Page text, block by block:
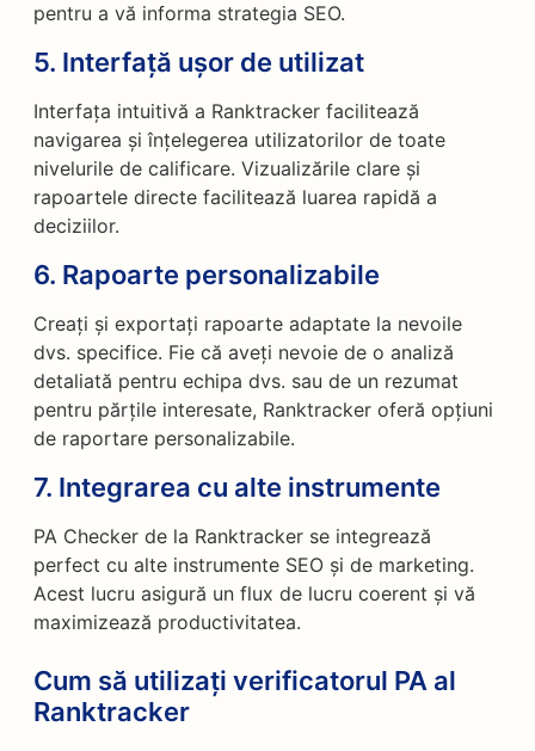
pentru a vă informa strategia SEO.
5. Interfață ușor de utilizat
Interfața intuitivă a Ranktracker facilitează
navigarea și înțelegerea utilizatorilor de toate
nivelurile de calificare. Vizualizările clare și
rapoartele directe facilitează luarea rapidă a
deciziilor.
6. Rapoarte personalizabile
Creați și exportați rapoarte adaptate la nevoile
dvs. specifice. Fie că aveți nevoie de o analiză
detaliată pentru echipa dvs. sau de un rezumat
pentru părțile interesate, Ranktracker oferă opțiuni
de raportare personalizabile.
7. Integrarea cu alte instrumente
PA Checker de la Ranktracker se integrează
perfect cu alte instrumente SEO și de marketing.
Acest lucru asigură un flux de lucru coerent și vă
maximizează productivitatea.
Cum să utilizați verificatorul PA al
Ranktracker